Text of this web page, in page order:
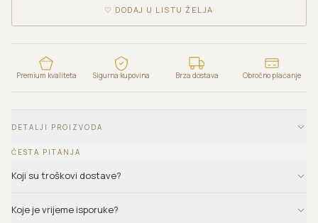
♡ DODAJ U LISTU ŽELJA
Premium kvaliteta Sigurna kupovina Brza dostava Obročno plaćanje
DETALJI PROIZVODA
ČESTA PITANJA
Koji su troškovi dostave?
Koje je vrijeme isporuke?